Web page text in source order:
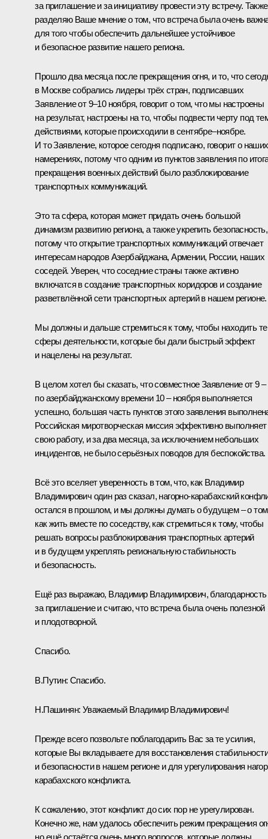
за приглашение и за инициативу провести эту встречу. Также
разделяю Ваше мнение о том, что встреча была очень
для того чтобы обеспечить дальнейшее устойчивое
и безопасное развитие нашего региона.
Прошло два месяца после прекращения огня, и то, что
в Москве собрались лидеры трёх стран, подписавших
Заявление от 9–10 ноября, говорит о том, что мы настроены
на результат, настроены на то, чтобы подвести черту под
действиями, которые происходили в сентябре–ноябре.
И то Заявление, которое сегодня подписано, говорит о наших
намерениях, потому что одним из пунктов заявления по
прекращения военных действий было разблокирование
транспортных коммуникаций.
Это та сфера, которая может придать очень большой
динамизм развитию региона, а также укрепить безопасность,
потому что открытие транспортных коммуникаций отвечает
интересам народов Азербайджана, Армении, России, наших
соседей. Уверен, что соседние страны также активно
включатся в создание транспортных коридоров и создание
разветвлённой сети транспортных артерий в нашем регионе.
Мы должны и дальше стремиться к тому, чтобы находить те
сферы деятельности, которые бы дали быстрый эффект
и нацелены на результат.
В целом хотел бы сказать, что совместное Заявление от 9 –
по азербайджанскому времени 10 – ноября выполняется
успешно, большая часть пунктов этого заявления
Российская миротворческая миссия эффективно выполняет
свою работу, и за два месяца, за исключением небольших
инцидентов, не было серьёзных поводов для беспокойства.
Всё это вселяет уверенность в том, что, как Владимир
Владимирович один раз сказал, нагорно-карабахский
остался в прошлом, и мы должны думать о будущем – о
как жить вместе по соседству, как стремиться к тому, чтобы
решать вопросы разблокирования транспортных артерий
и в будущем укреплять региональную стабильность
и безопасность.
Ещё раз выражаю, Владимир Владимирович, благодарность
за приглашение и считаю, что встреча была очень полезной
и плодотворной.
Спасибо.
В.Путин: Спасибо.
Н.Пашинян: Уважаемый Владимир Владимирович!
Прежде всего позвольте поблагодарить Вас за те усилия,
которые Вы вкладываете для восстановления стабильности
и безопасности в нашем регионе и для урегулирования
карабахского конфликта.
К сожалению, этот конфликт до сих пор не урегулирован.
Конечно же, нам удалось обеспечить режим прекращения